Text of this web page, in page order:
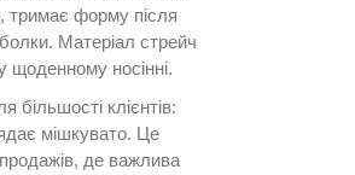
тримає форму після
Матеріал стрейч
щоденному носінні.
клієнтів:
мішкувато. Це
де важлива